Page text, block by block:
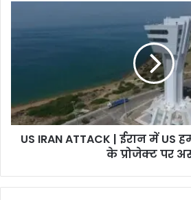
हमला,
भारत
US IRAN ATTACK | ईरान में US
के प्रोजेक्ट पर